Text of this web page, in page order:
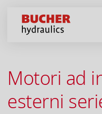
Motori ad
esterni